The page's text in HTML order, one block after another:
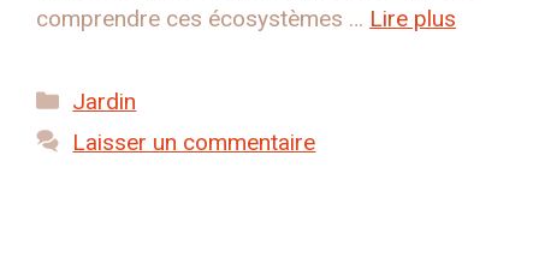
comprendre ces écosystèmes … Lire plus
Catégories
Jardin
Laisser un commentaire